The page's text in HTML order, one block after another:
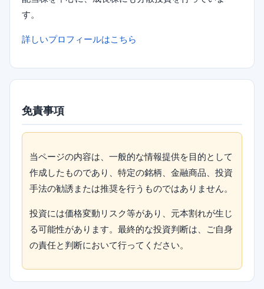
す。
詳しいプロフィールはこちら
免責事項
当ページの内容は、一般的な情報提供を目的として
作成したものであり、特定の銘柄、金融商品、投資
手法の勧誘または推奨を行うものではありません。
投資には価格変動リスク等があり、元本割れが生じ
る可能性があります。最終的な投資判断は、ご自身
の責任と判断において行ってください。